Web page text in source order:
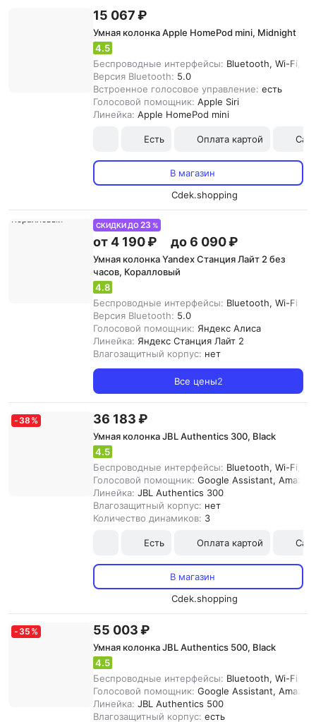
15 067 ₽
Умная колонка Apple HomePod mini, Midnight
4.5
Беспроводные интерфейсы: Bluetooth, Wi-Fi,
Версия Bluetooth: 5.0
Встроенное голосовое управление: есть
Голосовой помощник: Apple Siri
Линейка: Apple HomePod mini
Есть Оплата картой
В магазин
Cdek.shopping
СКИДКИ ДО23 %
от 4 190 ₽ до 6 090 ₽
Умная колонка Yandex Станция Лайт 2 без
часов, Коралловый
4.8
Беспроводные интерфейсы: Bluetooth, Wi-Fi
Версия Bluetooth: 5.0
Голосовой помощник: Яндекс Алиса
Линейка: Яндекс Станция Лайт 2
Влагозащитный корпус: нет
Все цены2
- 38 % 36 183 ₽
Умная колонка JBL Authentics 300, Black
4.5
Беспроводные интерфейсы: Bluetooth, Wi-Fi,
Голосовой помощник: Google Assistant, Amazon
Линейка: JBL Authentics 300
Влагозащитный корпус: нет
Количество динамиков: 3
Есть Оплата картой
В магазин
Cdek.shopping
- 35 % 55 003 ₽
Умная колонка JBL Authentics 500, Black
4.5
Беспроводные интерфейсы: Bluetooth, Wi-Fi
Голосовой помощник: Google Assistant, Amazon
Линейка: JBL Authentics 500
Влагозащитный корпус: есть